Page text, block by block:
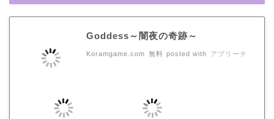
Goddess～闇夜の奇跡～
Koramgame.com 無料 posted with アプリーチ